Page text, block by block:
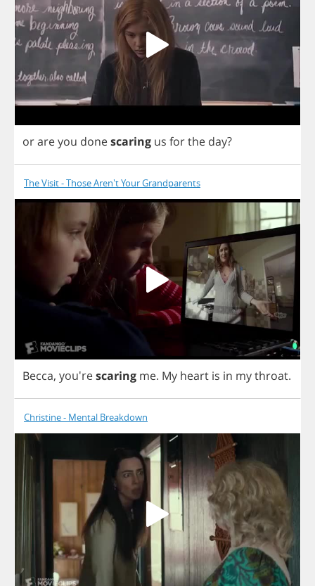
orareyou donescaring us forthe day?
The Visit - Those Aren't Your Grandparents
Becca, you'rescaring me. My heart is in mythroat.
Christine - Mental Breakdown